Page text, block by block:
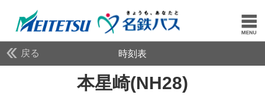
戻る 時刻表
本星崎(NH28)